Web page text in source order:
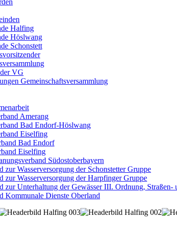
Halfing
Höslwang
Schonstett
VG
Gemeinschaftsversammlung
Amerang
Bad Endorf-Höslwang
Eiselfing
Bad Endorf
Eiselfing
Südostoberbayern
zur Wasserversorgung der Schonstetter Gruppe
zur Wasserversorgung der Harpfinger Gruppe
zur Unterhaltung der Gewässer III. Ordnung, Straßen-
Kommunale Dienste Oberland